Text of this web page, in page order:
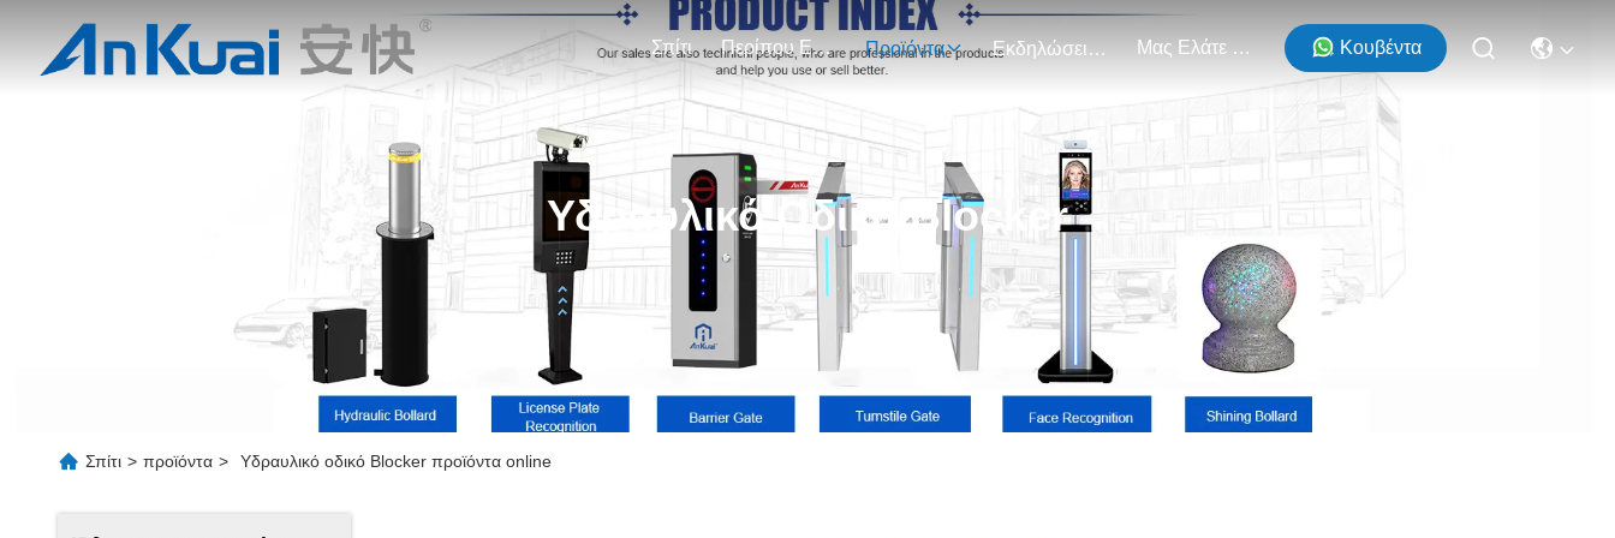
Σπίτι Περίπου Εμείς Προϊόντα Εκδηλώσεις Μας Ελάτε Σε Επαφή Με Κουβέντα
Υδραυλικό Οδικό Blocker
Σπίτι > προϊόντα > Υδραυλικό οδικό Blocker προϊόντα online